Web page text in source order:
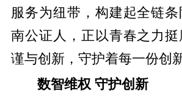
服务为纽带，构建起全链
南公证人，正以青春之力
谨与创新，守护着每一份创
数智维权 守护创新